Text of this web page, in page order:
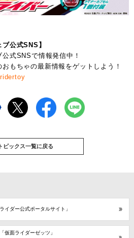
公式SNS】
式SNSで情報発信中！
もちゃの最新情報をゲットしよう！
トピックス一覧に戻る
イダー公式ポータルサイト」
仮面ライダーゼッツ」